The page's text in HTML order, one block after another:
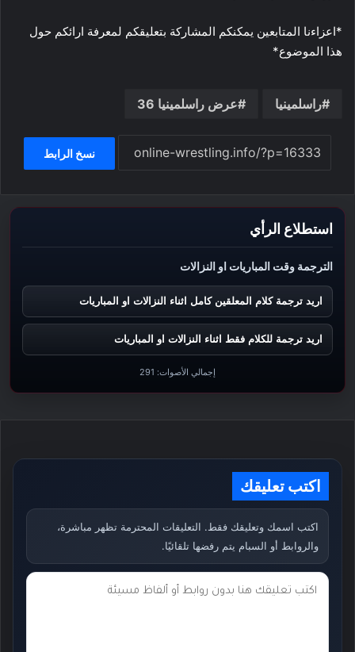
*اعزاءنا المتابعين يمكنكم المشاركة بتعليقكم لمعرفة ارائكم حول
هذا الموضوع*
راسلمينيا عرض راسلمينيا 36
نسخ الرابط
استطلاع الرأي
الترجمة وقت المباريات او النزالات
اريد ترجمة كلام المعلقين كامل اثناء النزالات او المباريات
اريد ترجمة للكلام فقط اثناء النزالات او المباريات
إجمالي الأصوات: 291
اكتب تعليقك
اكتب اسمك وتعليقك فقط. التعليقات المحترمة تظهر مباشرة،
والروابط أو السبام يتم رفضها تلقائيًا.
ت